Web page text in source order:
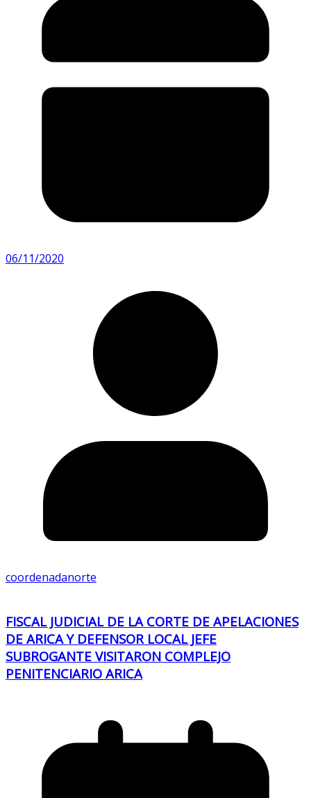
06/11/2020
coordenadanorte
FISCAL JUDICIAL DE LA CORTE DE APELACIONES
DE ARICA Y DEFENSOR LOCAL JEFE
SUBROGANTE VISITARON COMPLEJO
PENITENCIARIO ARICA